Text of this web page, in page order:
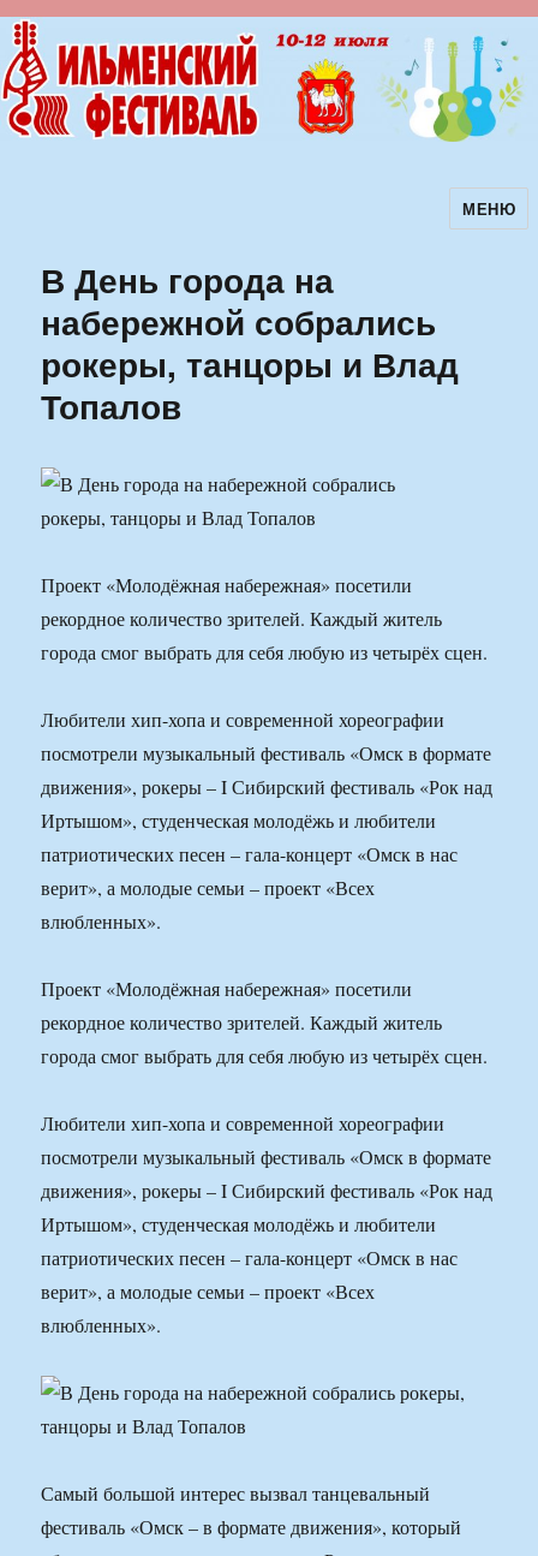
Ильменский фестиваль авторскойМЕНЮ
В День города на
набережной собрались
рокеры, танцоры и Влад
Топалов
Проект «Молодёжная набережная» посетили
рекордное количество зрителей. Каждый житель
города смог выбрать для себя любую из четырёх сцен.
Любители хип-хопа и современной хореографии
посмотрели музыкальный фестиваль «Омск в формате
движения», рокеры – I Сибирский фестиваль «Рок над
Иртышом», студенческая молодёжь и любители
патриотических песен – гала-концерт «Омск в нас
верит», а молодые семьи – проект «Всех
влюбленных».
Проект «Молодёжная набережная» посетили
рекордное количество зрителей. Каждый житель
города смог выбрать для себя любую из четырёх сцен.
Любители хип-хопа и современной хореографии
посмотрели музыкальный фестиваль «Омск в формате
движения», рокеры – I Сибирский фестиваль «Рок над
Иртышом», студенческая молодёжь и любители
патриотических песен – гала-концерт «Омск в нас
верит», а молодые семьи – проект «Всех
влюбленных».
Самый большой интерес вызвал танцевальный
фестиваль «Омск – в формате движения», который